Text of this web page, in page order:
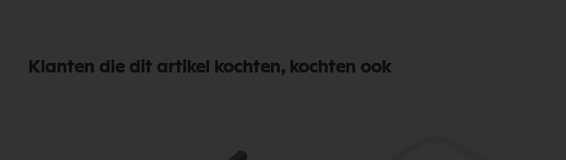
Klanten die dit artikel kochten, kochten ook